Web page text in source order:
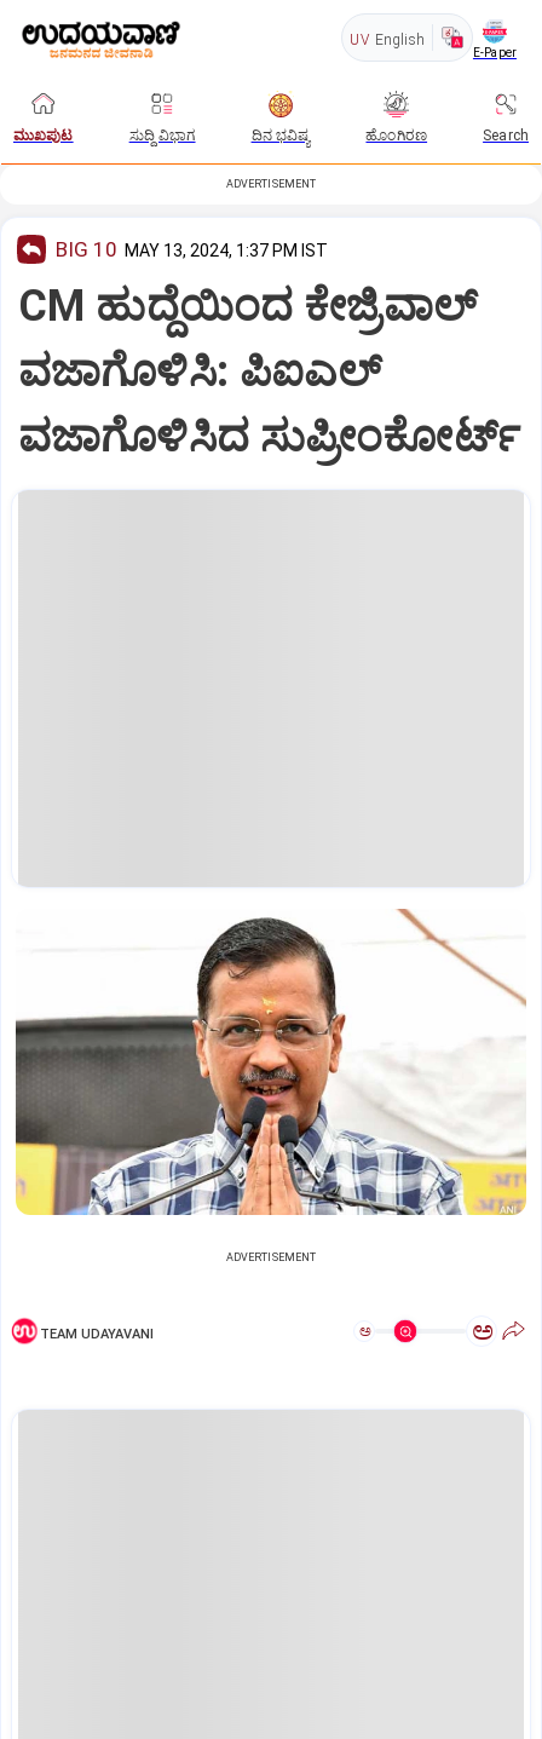
UV English
E-Paper
ಮುಖಪುಟ ಸುದ್ದಿ ವಿಭಾಗ ದಿನ ಭವಿಷ್ಯ ಹೊಂಗಿರಣ Search
ADVERTISEMENT
BIG 10 MAY 13, 2024, 1:37 PM IST
CM ಹುದ್ದೆಯಿಂದ ಕೇಜ್ರಿವಾಲ್‌
ವಜಾಗೊಳಿಸಿ: ಪಿಐಎಲ್‌
ವಜಾಗೊಳಿಸಿದ ಸುಪ್ರೀಂಕೋರ್ಟ್
ADVERTISEMENT
TEAM UDAYAVANI ಅ ಅ